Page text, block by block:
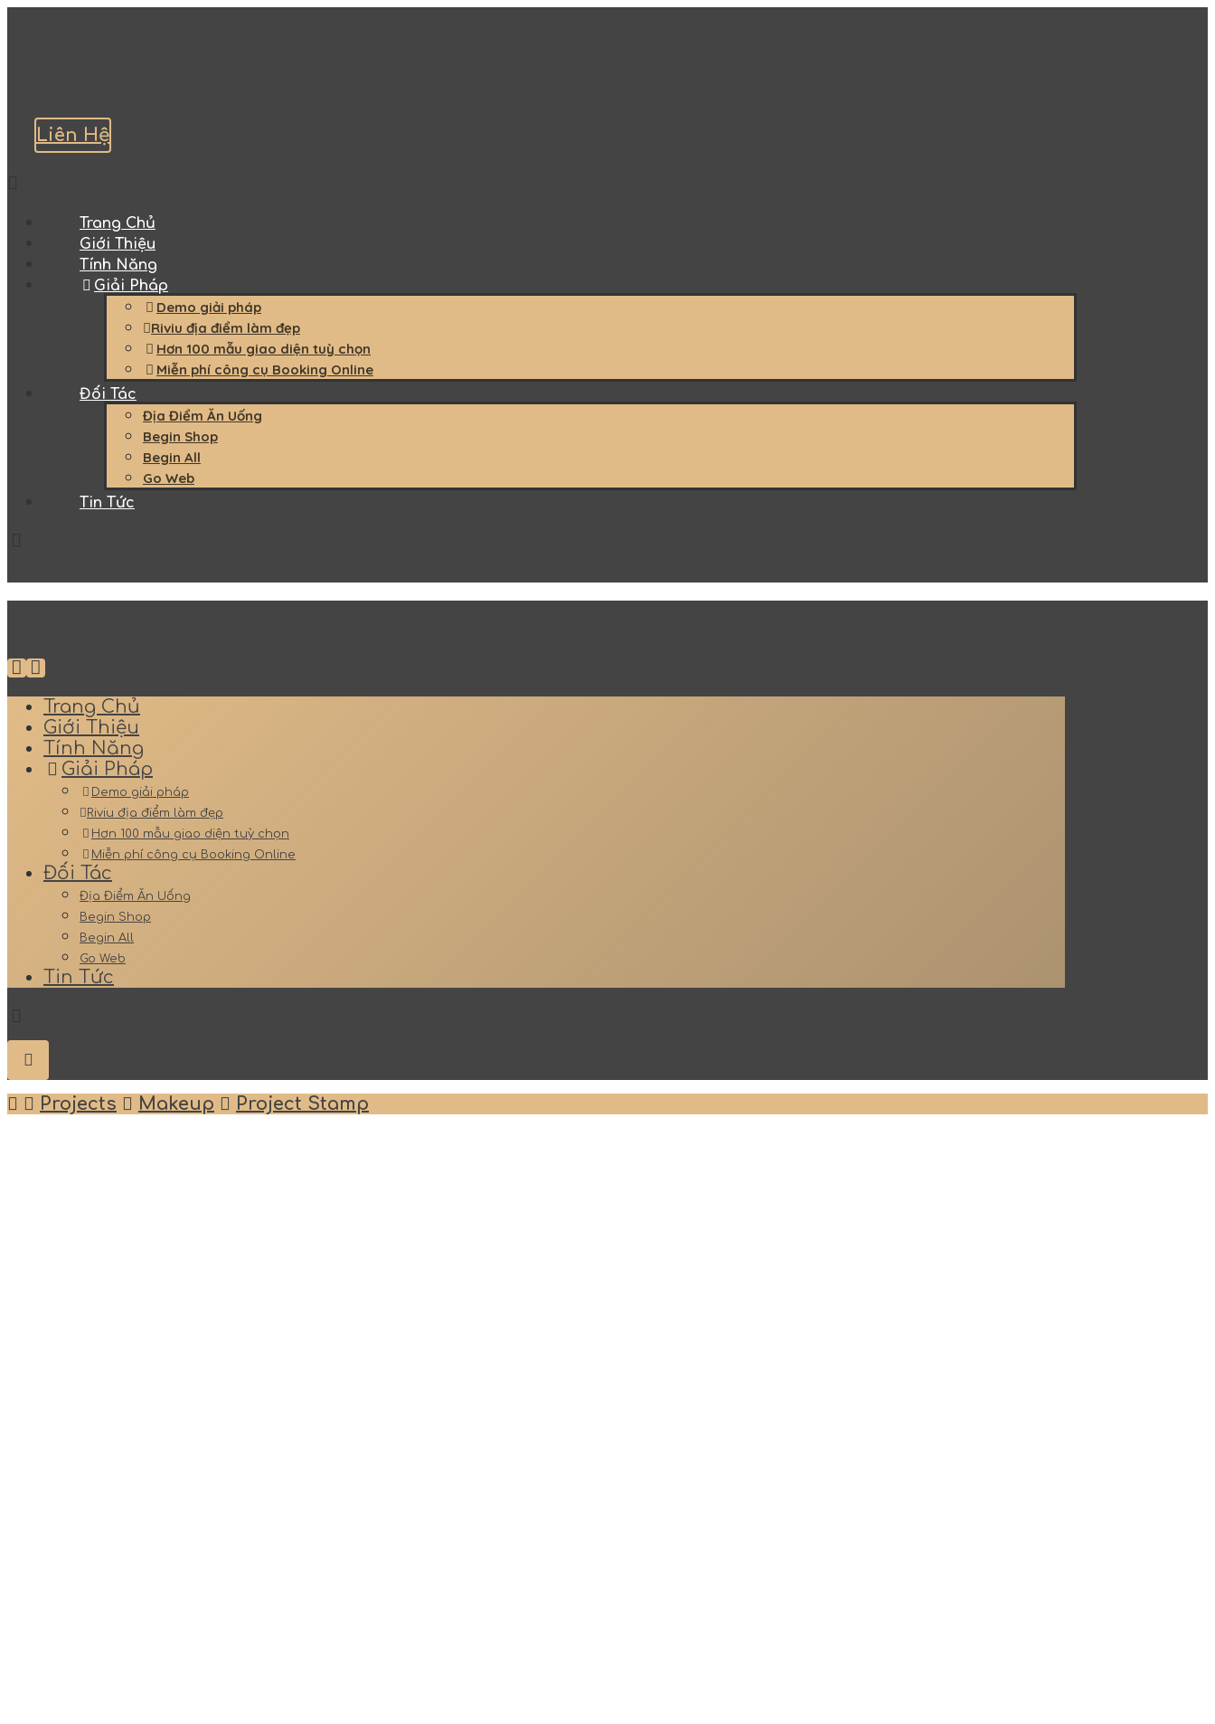
Liên Hệ
Trang Chủ
Giới Thiệu
Tính Năng
Giải Pháp
Demo giải pháp
Riviu địa điểm làm đẹp
Hơn 100 mẫu giao diện tuỳ chọn
Miễn phí công cụ Booking Online
Đối Tác
Địa Điểm Ăn Uống
Begin Shop
Begin All
Go Web
Tin Tức
Trang Chủ
Giới Thiệu
Tính Năng
Giải Pháp
Demo giải pháp
Riviu địa điểm làm đẹp
Hơn 100 mẫu giao diện tuỳ chọn
Miễn phí công cụ Booking Online
Đối Tác
Địa Điểm Ăn Uống
Begin Shop
Begin All
Go Web
Tin Tức
Projects Makeup Project Stamp